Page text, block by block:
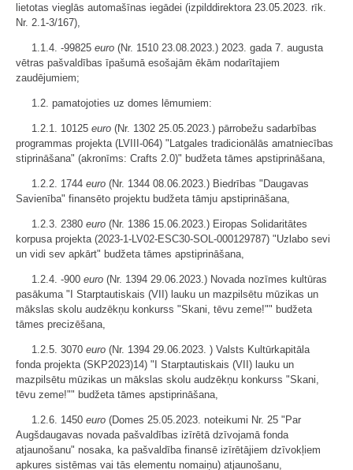
lietotas vieglās automašīnas iegādei (izpilddirektora 23.05.2023. rīk.
Nr. 2.1-3/167),
1.1.4. -99825 euro (Nr. 1510 23.08.2023.) 2023. gada 7. augusta
vētras pašvaldības īpašumā esošajām ēkām nodarītajiem
zaudējumiem;
1.2. pamatojoties uz domes lēmumiem:
1.2.1. 10125 euro (Nr. 1302 25.05.2023.) pārrobežu sadarbības
programmas projekta (LVIII-064) "Latgales tradicionālās amatniecības
stiprināšana" (akronīms: Crafts 2.0)" budžeta tāmes apstiprināšana,
1.2.2. 1744 euro (Nr. 1344 08.06.2023.) Biedrības "Daugavas
Savienība" finansēto projektu budžeta tāmju apstiprināšana,
1.2.3. 2380 euro (Nr. 1386 15.06.2023.) Eiropas Solidaritātes
korpusa projekta (2023-1-LV02-ESC30-SOL-000129787) "Uzlabo sevi
un vidi sev apkārt" budžeta tāmes apstiprināšana,
1.2.4. -900 euro (Nr. 1394 29.06.2023.) Novada nozīmes kultūras
pasākuma "I Starptautiskais (VII) lauku un mazpilsētu mūzikas un
mākslas skolu audzēkņu konkurss "Skani, tēvu zeme!"" budžeta
tāmes precizēšana,
1.2.5. 3070 euro (Nr. 1394 29.06.2023. ) Valsts Kultūrkapitāla
fonda projekta (SKP2023)14) "I Starptautiskais (VII) lauku un
mazpilsētu mūzikas un mākslas skolu audzēkņu konkurss "Skani,
tēvu zeme!"" budžeta tāmes apstiprināšana,
1.2.6. 1450 euro (Domes 25.05.2023. noteikumi Nr. 25 "Par
Augšdaugavas novada pašvaldības izīrētā dzīvojamā fonda
atjaunošanu" nosaka, ka pašvaldība finansē izīrētājiem dzīvokļiem
apkures sistēmas vai tās elementu nomaiņu) atjaunošanu,